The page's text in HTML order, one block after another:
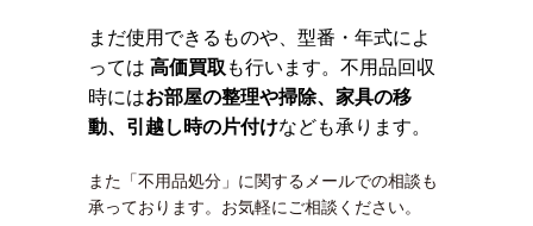
まだ使用できるものや、型番・年式によ
っては 高価買取 も行います。不用品回収
時にはお部屋の整理や掃除、家具の移
動、引越し時の片付けなども承ります。
また「不用品処分」に関するメールでの相談も
承っております。お気軽にご相談ください。